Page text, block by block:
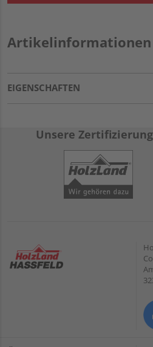
Artikelinformationen
EIGENSCHAFTEN
Unsere